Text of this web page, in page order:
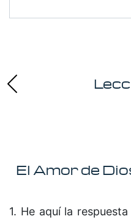
El Amor de
1. He aquí la